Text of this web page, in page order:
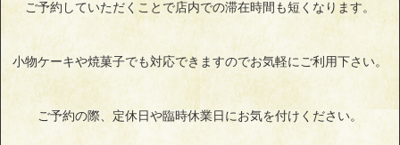
ご予約していただくことで店内での滞在時間も短くなります。
小物ケーキや焼菓子でも対応できますのでお気軽にご利用下さい。
ご予約の際、定休日や臨時休業日にお気を付けください。